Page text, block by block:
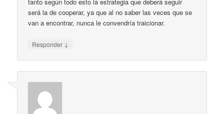
tanto según todo esto la estrategia que deberá seguir
será la de cooperar, ya que al no saber las veces que se
van a encontrar, nunca le convendría traicionar.
Responder ↓